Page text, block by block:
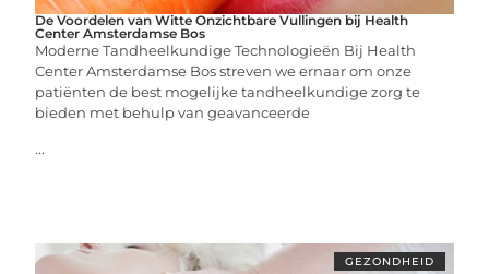
De Voordelen van Witte Onzichtbare Vullingen bij Health
Center Amsterdamse Bos
Moderne Tandheelkundige Technologieën Bij Health
Center Amsterdamse Bos streven we ernaar om onze
patiënten de best mogelijke tandheelkundige zorg te
bieden met behulp van geavanceerde
...
GEZONDHEID